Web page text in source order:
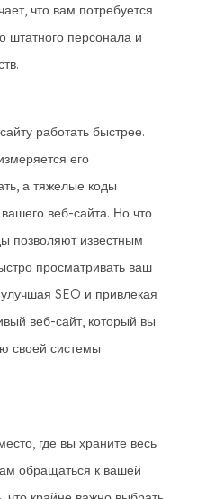
что вам потребуется
штатного персонала и
работать быстрее.
его
а тяжелые коды
веб-сайта. Но что
позволяют известным
просматривать ваш
SEO и привлекая
веб-сайт, который вы
своей системы
где вы храните весь
обращаться к вашей